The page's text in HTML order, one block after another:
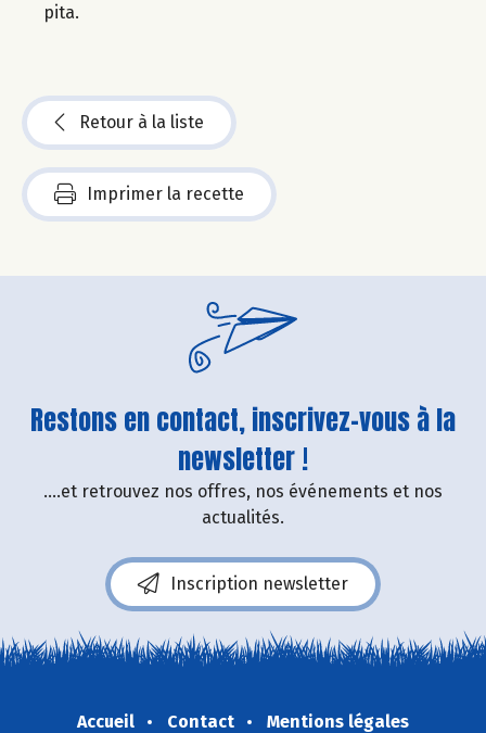
pita.
Retour à la liste
Imprimer la recette
Restons en contact, inscrivez-vous à la
newsletter !
....et retrouvez nos offres, nos événements et nos
actualités.
Inscription newsletter
Accueil Contact
Mentions légales